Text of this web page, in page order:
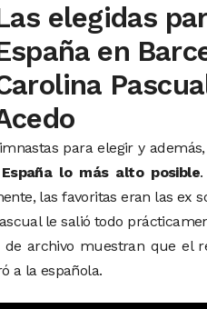
elegidas
en
para elegir y
lo más alto posible.
las favoritas eran las ex
le salió todo
de archivo muestran que el
a la española.